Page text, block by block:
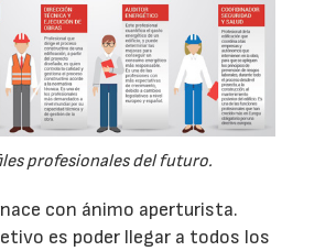
profesionales del futuro.
con ánimo aperturista.
es poder llegar a todos los